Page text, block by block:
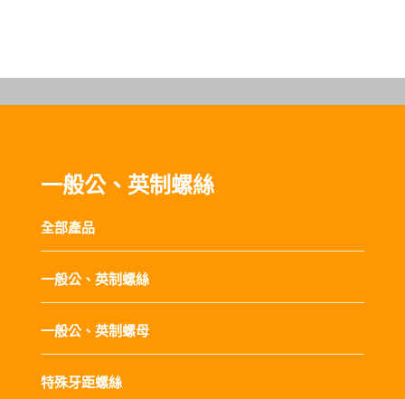
一般公、英制螺絲
全部產品
一般公、英制螺絲
一般公、英制螺母
特殊牙距螺絲